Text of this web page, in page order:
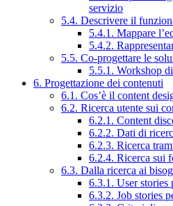
servizio
5.4. Descrivere il
5.4.1. Mappare
5.4.2.
5.5. Co-progettare le
5.5.1. Workshop
6. Progettazione dei contenuti
6.1. Cos’è il content
6.2. Ricerca utente sui
6.2.1. Content
6.2.2. Dati di
6.2.3. Ricerca
6.2.4. Ricerca sui
6.3. Dalla ricerca ai
6.3.1. User stories
6.3.2. Job stories